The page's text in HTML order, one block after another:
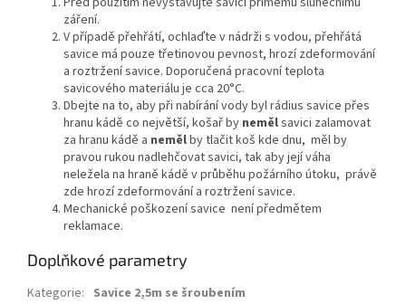
záření.
V případě přehřátí, ochlaďte v nádrži s vodou, přehřátá
savice má pouze třetinovou pevnost, hrozí zdeformování
a roztržení savice. Doporučená pracovní teplota
savicového materiálu je cca 20°C.
Dbejte na to, aby při nabírání vody byl rádius savice přes
hranu kádě co největší, košař by nemělsavici zalamovat
za hranu kádě a nemělby tlačit koš kde dnu, měl by
pravou rukou nadlehčovat savici, tak aby její váha
neležela na hraně kádě v průběhu požárního útoku, právě
zde hrozí zdeformování a roztržení savice.
Mechanické poškození savice není předmětem
reklamace.
Doplňkové parametry
Kategorie: Savice 2,5m se šroubením